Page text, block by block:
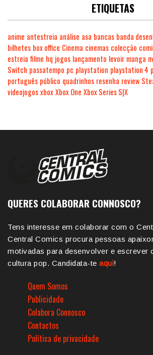
ETIQUETAS
anime antestreia análise asa bancas banda
bilhetes box office Cinema cinemas colecção
estreia filme hq jogos lançamento levoir manga
Switch passatempo pc playstation playstation 4
português público quadrinhos resenha review
videojogosxboxXbox One Xbox Series S|X
QUERES COLABORAR CONNOSCO?
Tens interesse em colaborar com o
Central Comics procura pessoas
motivadas para desenvolver e escrever
cultura pop. Candidata-te aqui!
Quem Somos
Publicidade
Colabora Connosco
Contactos
Política de privacidade